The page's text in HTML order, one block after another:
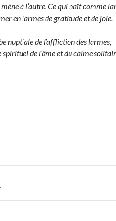
à l’autre. Ce qui naît comme
en larmes de gratitude et de joie.
nuptiale de l’affliction des larmes,
de l’âme et du calme